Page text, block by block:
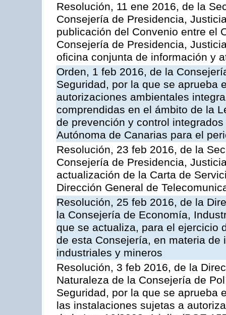
Resolución, 11 ene 2016, de la
Consejería de Presidencia,
publicación del Convenio entre el
Consejería de Presidencia,
oficina conjunta de información y
Orden, 1 feb 2016, de la
Seguridad, por la que se aprueba
autorizaciones ambientales
comprendidas en el ámbito de la
de prevención y control
Autónoma de Canarias para el
Resolución, 23 feb 2016, de la
Consejería de Presidencia,
actualización de la Carta de
Dirección General de
Resolución, 25 feb 2016, de la
la Consejería de Economía,
que se actualiza, para el ejercicio
de esta Consejería, en materia
industriales y mineros
Resolución, 3 feb 2016, de la
Naturaleza de la Consejería de
Seguridad, por la que se aprueba
las instalaciones sujetas a